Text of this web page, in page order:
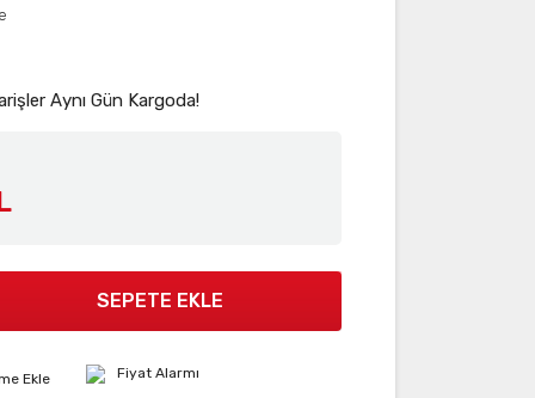
Aynı Gün Kargoda!
SEPETE EKLE
Fiyat Alarmı